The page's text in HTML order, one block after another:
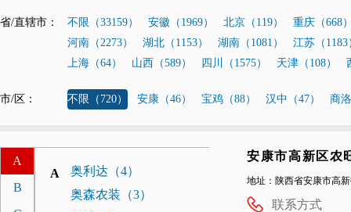
省/直辖市： 不限（33159） 安徽（1969） 北京（119）
重庆（668
河南（2273）
湖北（1153） 湖南（1081）
江苏（1183
上海（64）
山西（589） 四川（1575） 天津（108）
市/区： 不限（720） 安康（46） 宝鸡（88） 汉中（47） 商
A
B
A
奥利达（4）
奥森农装（3）
安康市高新区农
地址：陕西省安康市高
联系方式